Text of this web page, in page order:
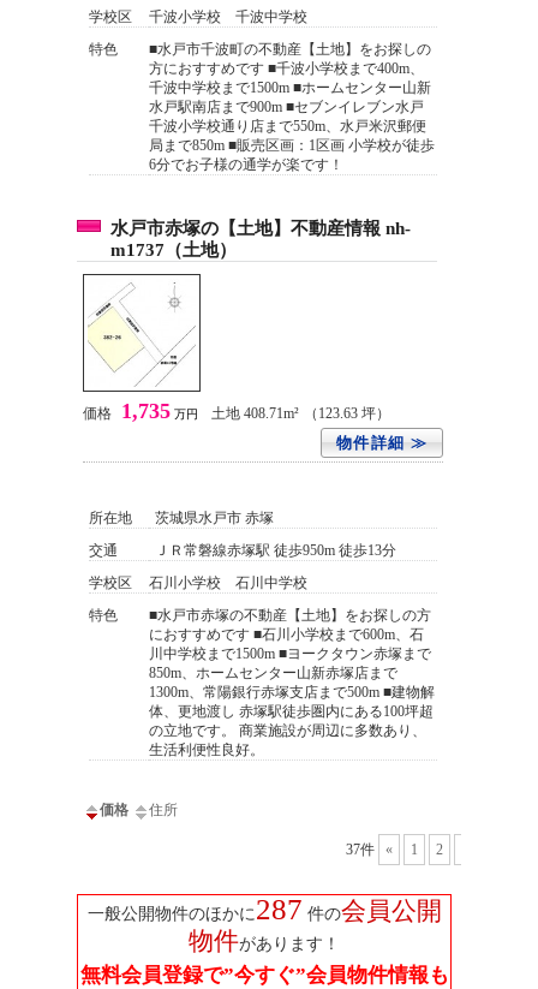
学校区
千波小学校 千波中学校
特色
■水戸市千波町の不動産【土地】をお探しの
方におすすめです ■千波小学校まで400m、
千波中学校まで1500m ■ホームセンター山新
水戸駅南店まで900m ■セブンイレブン水戸
千波小学校通り店まで550m、水戸米沢郵便
局まで850m ■販売区画：1区画 小学校が徒歩
6分でお子様の通学が楽です！
水戸市赤塚の【土地】不動産情報 nh-
m1737（土地）
価格 1,735 万円 土地 408.71m² （123.63 坪）
物件詳細 ≫
所在地
茨城県水戸市 赤塚
交通
ＪＲ常磐線赤塚駅 徒歩950m 徒歩13分
学校区
石川小学校 石川中学校
特色
■水戸市赤塚の不動産【土地】をお探しの方
におすすめです ■石川小学校まで600m、石
川中学校まで1500m ■ヨークタウン赤塚まで
850m、ホームセンター山新赤塚店まで
1300m、常陽銀行赤塚支店まで500m ■建物解
体、更地渡し 赤塚駅徒歩圏内にある100坪超
の立地です。 商業施設が周辺に多数あり、
生活利便性良好。
価格 住所
37件 « 1 2
一般公開物件のほかに287 件の会員公開
物件があります！
無料会員登録で”今すぐ”会員物件情報も